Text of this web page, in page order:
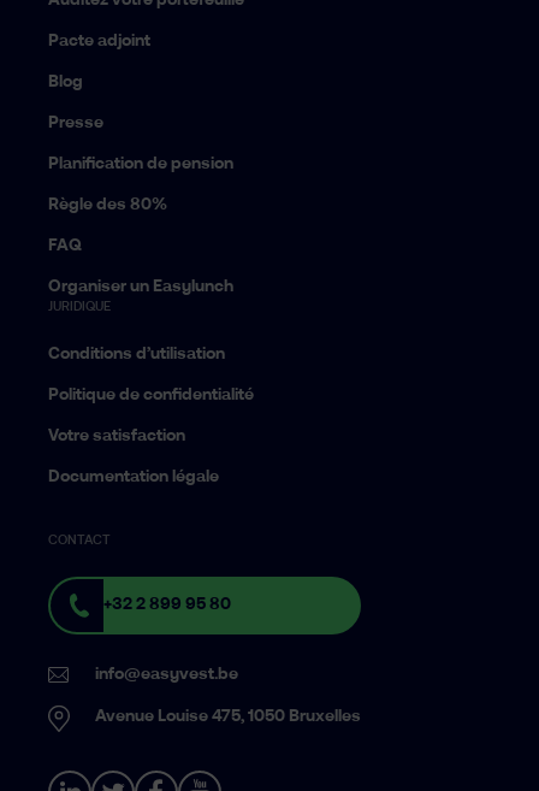
Pacte adjoint
Blog
Presse
Planification de pension
Règle des 80%
FAQ
Organiser un Easylunch
JURIDIQUE
Conditions d’utilisation
Politique de confidentialité
Votre satisfaction
Documentation légale
CONTACT
+32 2 899 95 80
info@easyvest.be
Avenue Louise 475, 1050 Bruxelles